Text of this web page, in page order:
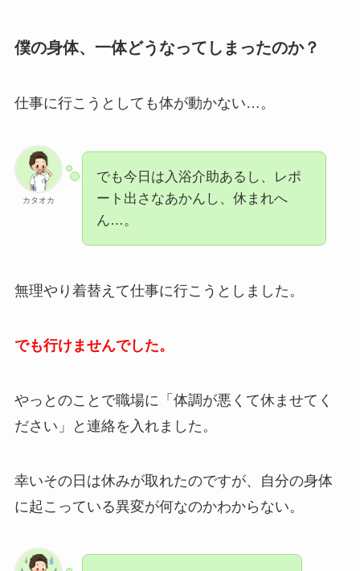
僕の身体、一体どうなってしまったのか？
仕事に行こうとしても体が動かない…。
カタオカ
でも今日は入浴介助あるし、レポ
ート出さなあかんし、休まれへ
ん…。
無理やり着替えて仕事に行こうとしました。
でも行けませんでした。
やっとのことで職場に「体調が悪くて休ませてく
ださい」と連絡を入れました。
幸いその日は休みが取れたのですが、自分の身体
に起こっている異変が何なのかわからない。